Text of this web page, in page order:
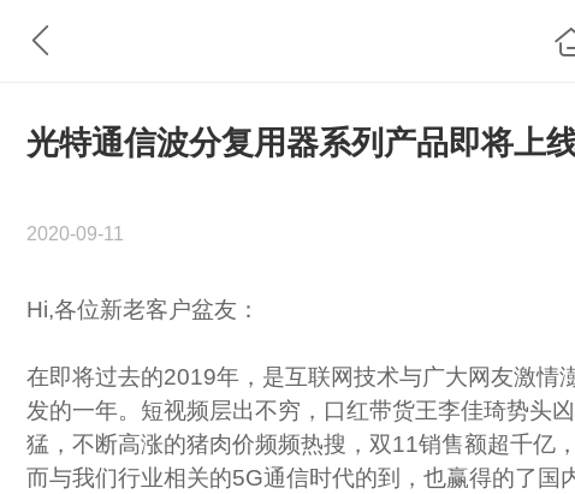
光特通信波分复用器系列产品即将上
2020-09-11
Hi,各位新老客户盆友：
在即将过去的2019年，是互联网技术与广大网友激情
发的一年。短视频层出不穷，口红带货王李佳琦势头凶
猛，不断高涨的猪肉价频频热搜，双11销售额超千亿
而与我们行业相关的5G通信时代的到，也赢得的了国